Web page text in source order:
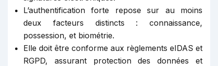
L’authentification forte repose sur au moins
deux facteurs distincts : connaissance,
possession, et biométrie.
Elle doit être conforme aux règlements eIDAS et
RGPD, assurant protection des données et